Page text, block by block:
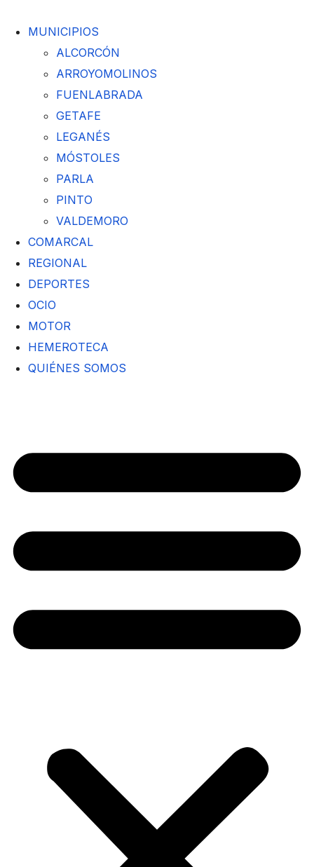
MUNICIPIOS
ALCORCÓN
ARROYOMOLINOS
FUENLABRADA
GETAFE
LEGANÉS
MÓSTOLES
PARLA
PINTO
VALDEMORO
COMARCAL
REGIONAL
DEPORTES
OCIO
MOTOR
HEMEROTECA
QUIÉNES SOMOS